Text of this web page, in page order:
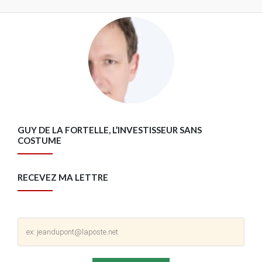
GUY DE LA FORTELLE, L’INVESTISSEUR SANS
COSTUME
RECEVEZ MA LETTRE